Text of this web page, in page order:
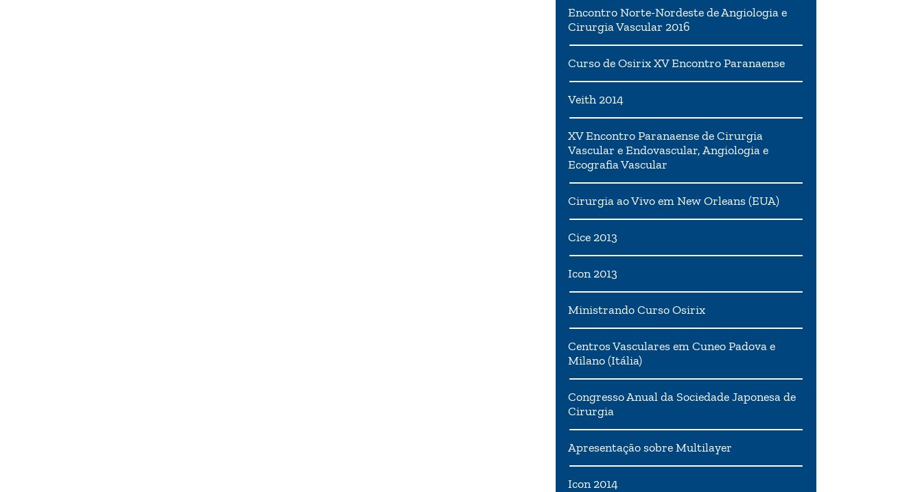
Encontro Norte-Nordeste de Angiologia e
Cirurgia Vascular 2016
Curso de Osirix XV Encontro Paranaense
Veith 2014
XV Encontro Paranaense de Cirurgia
Vascular e Endovascular, Angiologia e
Ecografia Vascular
Cirurgia ao Vivo em New Orleans (EUA)
Cice 2013
Icon 2013
Ministrando Curso Osirix
Centros Vasculares em Cuneo Padova e
Milano (Itália)
Congresso Anual da Sociedade Japonesa de
Cirurgia
Apresentação sobre Multilayer
Icon 2014